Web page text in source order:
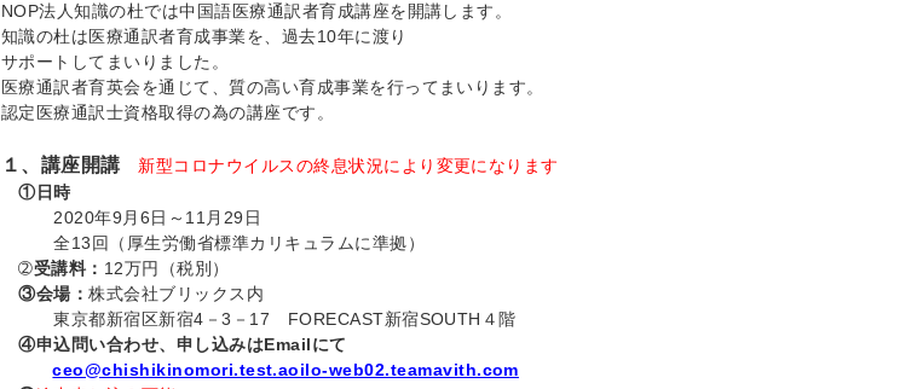
NOP法人知識の杜では中国語医療通訳者育成講座を開講します。
知識の杜は医療通訳者育成事業を、過去10年に渡り
サポートしてまいりました。
医療通訳者育英会を通じて、質の高い育成事業を行ってまいります。
認定医療通訳士資格取得の為の講座です。
１、講座開講
新型コロナウイルスの終息状況により変更になります
①日時
2020年9 月 6日～ 11 月 29 日
全13回（厚生労働省標準カリキュラムに準拠）
➁受講料： 12万円（税別）
③会場：株式会社ブリックス内
東京都新宿区新宿4 －3 － 17 FORECAST新宿SOUTH ４階
④申込問い合わせ、申し込みはEmailにて
ceo@chishikinomori.test.aoilo-web02.teamavith.com